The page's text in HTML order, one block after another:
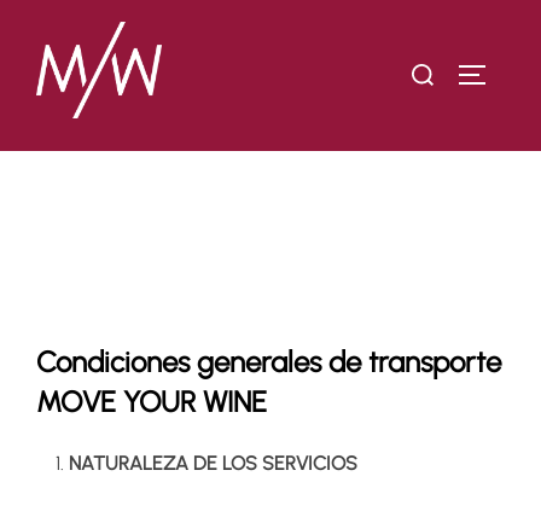
contenido
Buscar:
Condiciones generales de transporte
MOVE YOUR WINE
NATURALEZA DE LOS SERVICIOS